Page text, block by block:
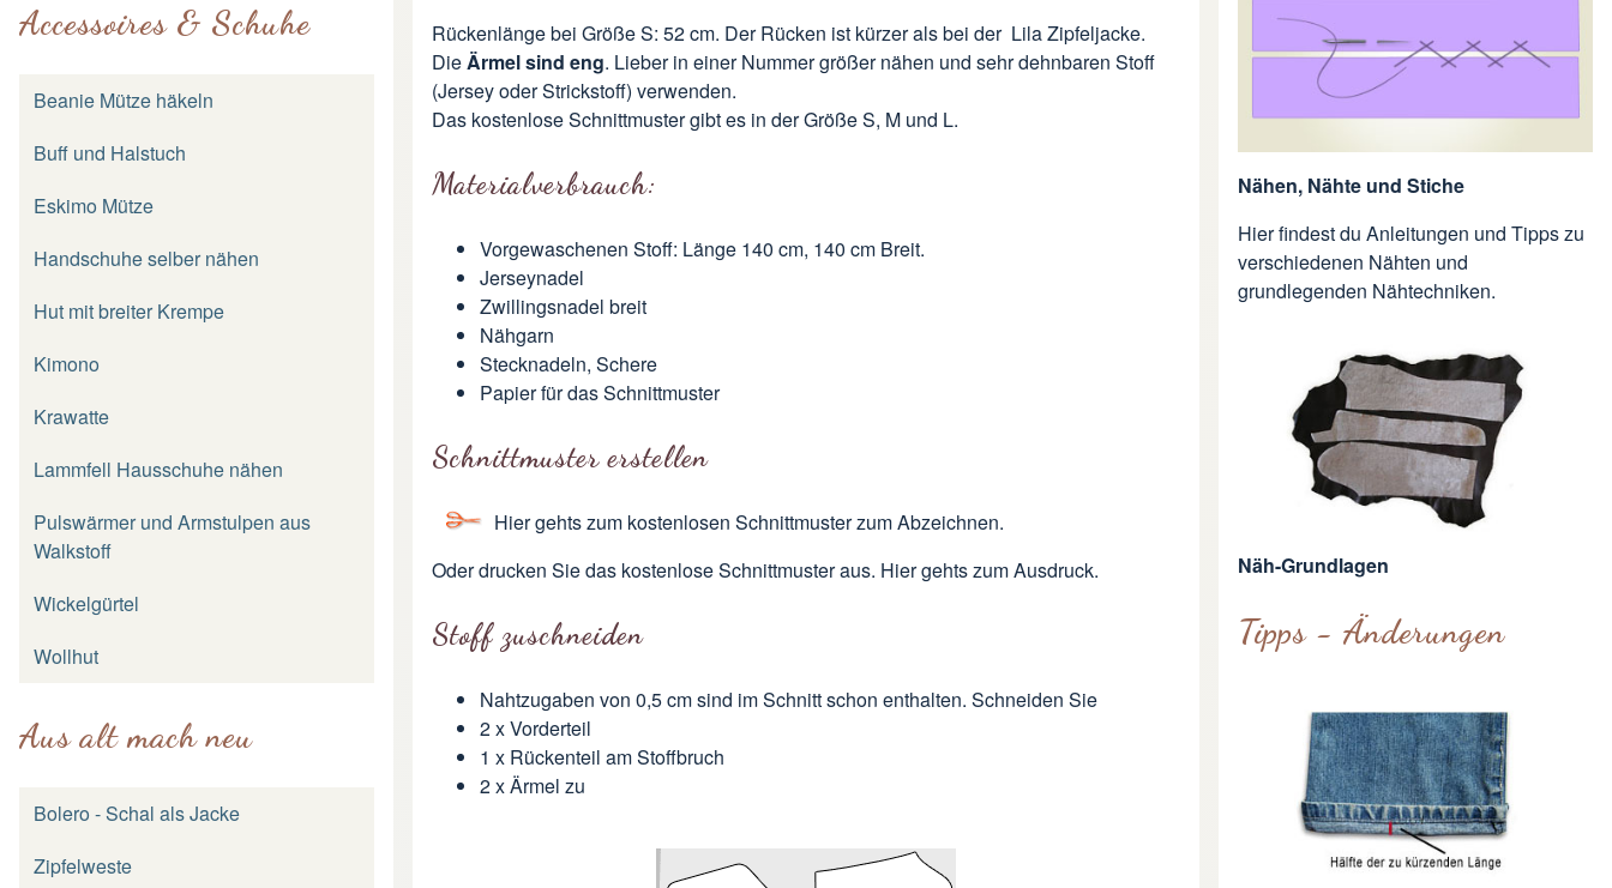
Accessoires & Schuhe
Beanie Mütze häkeln
Buff und Halstuch
Eskimo Mütze
Handschuhe selber nähen
Hut mit breiter Krempe
Kimono
Krawatte
Lammfell Hausschuhe nähen
Pulswärmer und Armstulpen aus
Walkstoff
Wickelgürtel
Wollhut
Aus alt mach neu
Bolero - Schal als Jacke
Zipfelweste
Rückenlänge bei Größe S: 52 cm. Der Rücken ist kürzer als bei der Lila Zipfeljacke.
DieÄrmel sind eng. Lieber in einer Nummer größer nähen und sehr dehnbaren Stoff
(Jersey oder Strickstoff) verwenden.
Das kostenlose Schnittmuster gibt es in der Größe S, M und L.
Materialverbrauch:
Vorgewaschenen Stoff: Länge 140 cm, 140 cm Breit.
Jerseynadel
Zwillingsnadel breit
Nähgarn
Stecknadeln, Schere
Papier für das Schnittmuster
Schnittmuster erstellen
Hier gehts zum kostenlosen Schnittmusterzum Abzeichnen.
Oder drucken Sie das kostenlose Schnittmuster aus. Hier gehts zum Ausdruck.
Stoff zuschneiden
Nahtzugaben von 0,5 cm sind im Schnitt schon enthalten. Schneiden Sie
2 x Vorderteil
1 x Rückenteil amStoffbruch
2 x Ärmel zu
Nähen, Nähte und Stiche
Hier findest du Anleitungen und Tipps zu
verschiedenen Nähten und
grundlegenden Nähtechniken.
Näh-Grundlagen
Tipps - Änderungen